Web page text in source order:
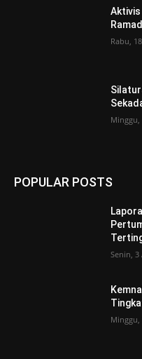
Rabu,
Minggu,
POPULAR POSTS
Senin, 3
Minggu,